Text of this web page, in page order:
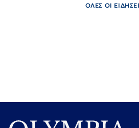
ΟΛΕΣ ΟΙ